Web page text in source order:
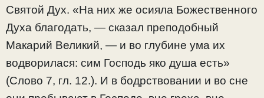
Святой Дух. «На них же осияла Божественного
Духа благодать, — сказал преподобный
Макарий Великий, — и во глубине ума их
водворилася: сим Господь яко душа есть»
(Слово 7, гл. 12.). И в бодрствовании и во сне